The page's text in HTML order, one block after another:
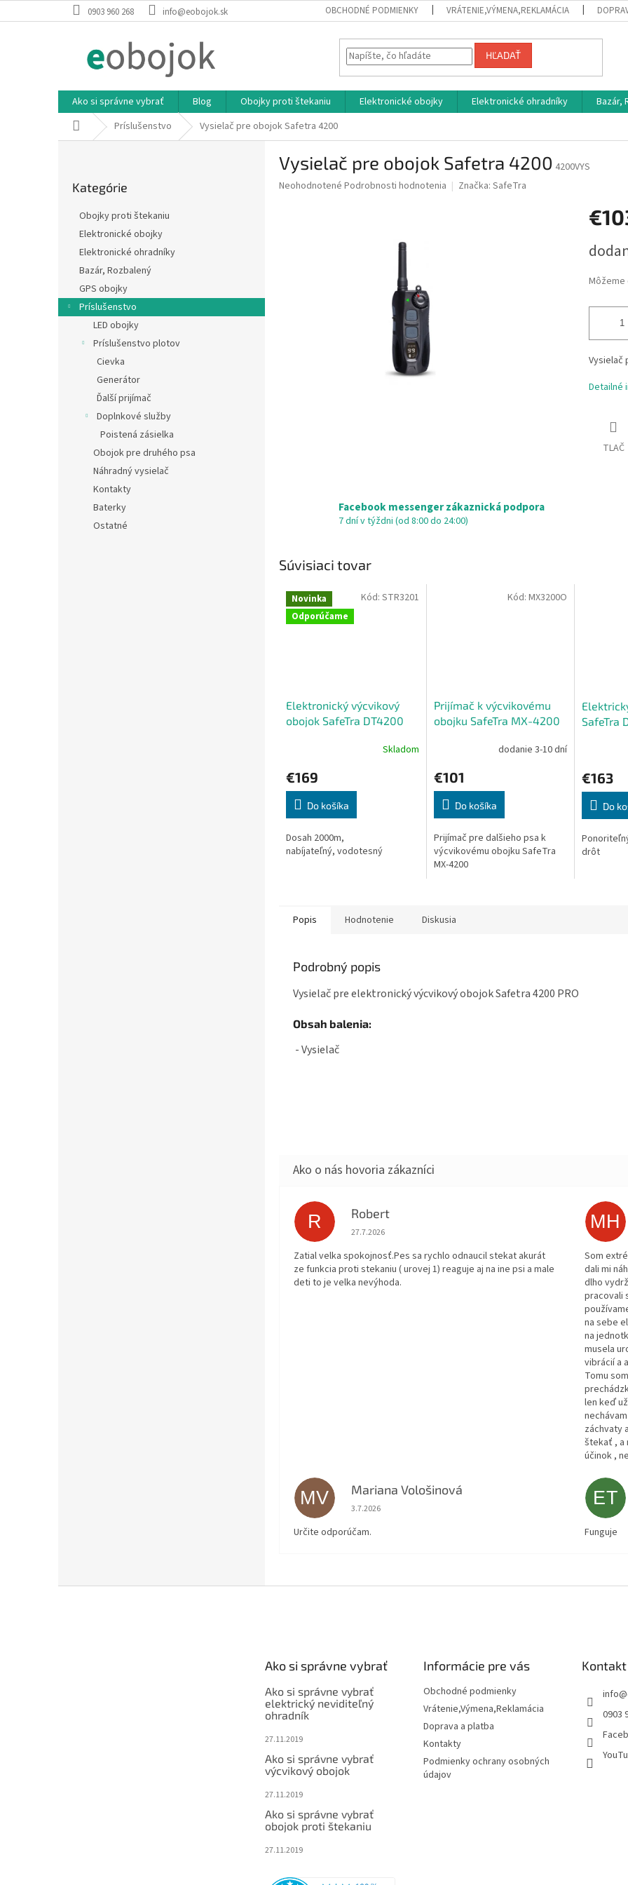
na
0903 960 268 info@eobojok.sk OBCHODNÉ PODMIENKY VRÁTENIE,VÝMENA,REKLAMÁCIA
HĽADAŤ
Ako si správne vybrať Blog Obojky proti štekaniu Elektronické obojky Elektronické ohradníky Bazár,
DomovPríslušenstvo Vysielač pre obojok Safetra 4200
kategórie
Kategórie
Obojky proti štekaniu
Elektronické obojky
Elektronické ohradníky
Bazár, Rozbalený
GPS obojky
Príslušenstvo
LED obojky
Príslušenstvo plotov
Cievka
Generátor
Ďalší prijímač
Doplnkové služby
Poistená zásielka
Obojok pre druhého psa
Náhradný vysielač
Kontakty
Baterky
Ostatné
Vysielač pre obojok Safetra 4200 4200VYS
Priemerné
Neohodnotené Podrobnosti hodnotenia Značka: SafeTra
cena:
Vysielač
Detailné
TLAČ
Facebook messenger zákaznická podpora
7 dní v týždni (od 8:00 do 24:00)
Súvisiaci tovar
Novinka
Odporúčame
Elektronický výcvikový
obojok SafeTra DT4200
Skladom
€169
Do košíka
Dosah 2000m,
nabíjateľný, vodotesný
Kód: STR3201
Prijímač k výcvikovému
obojku SafeTra MX-4200
dodanie 3-10 dní
€101
Do košíka
Prijímač pre dalšieho psa k
výcvikovému obojku SafeTra
MX-4200
Kód: MX3200O
SafeTra
€163
Do
drôt
Popis Hodnotenie Diskusia
Podrobný popis
Vysielač pre elektronický výcvikový obojok Safetra 4200 PRO
Obsah balenia:
- Vysielač
R Robert
Hodnotenie obchodu je 5 z 5 hviezdičiek.
27.7.2026
Zatial velka spokojnosť.Pes sa rychlo odnaucil stekat akurát
ze funkcia proti stekaniu ( urovej 1) reaguje aj na ine psi a male
deti to je velka nevýhoda.
MH
Som
dali mi
dlho
pracovali
na sebe
na
musela
vibrácií a
Tomu
len keď
záchvaty
štekať , a
účinok ,
MV Mariana Vološinová
Hodnotenie obchodu je 5 z 5 hviezdičiek.
3.7.2026
Určite odporúčam.
ET
Funguje
Ako si správne vybrať
Ako si správne vybrať
elektrický neviditeľný
ohradník
27.11.2019
Ako si správne vybrať
výcvikový obojok
27.11.2019
Ako si správne vybrať
obojok proti štekaniu
27.11.2019
Informácie pre vás
Obchodné podmienky
Vrátenie,Výmena,Reklamácia
Doprava a platba
Kontakty
Podmienky ochrany osobných
údajov
Kontakt
info@
0903